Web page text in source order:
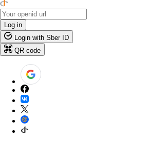
Log in
Login with Sber ID
QR code